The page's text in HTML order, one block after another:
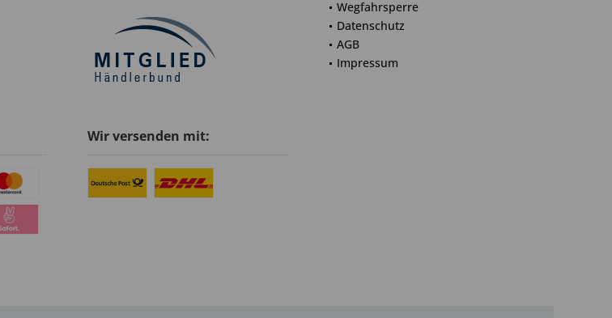
Wegfahrsperre
Datenschutz
AGB
Impressum
Wir versenden mit: